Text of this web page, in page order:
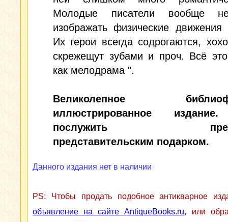
Молодые писатели вообще
изображать физические движения
Их герои всегда содрогаются,
скрежещут зубами и проч. Всё
как мелодрама ".
Великолепное
иллюстрированное
послужить
представительским подарком.
Данного издания нет в наличии
PS: Чтобы продать подобное антикварное
объявление на сайте AntiqueBooks.ru, или